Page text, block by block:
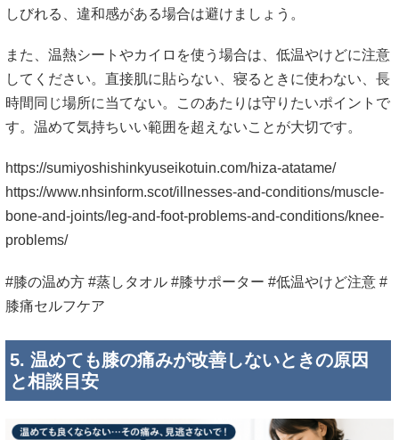
しびれる、違和感がある場合は避けましょう。
また、温熱シートやカイロを使う場合は、低温やけどに注意
してください。直接肌に貼らない、寝るときに使わない、長
時間同じ場所に当てない。このあたりは守りたいポイントで
す。温めて気持ちいい範囲を超えないことが大切です。
https://sumiyoshishinkyuseikotuin.com/hiza-atatame/
https://www.nhsinform.scot/illnesses-and-conditions/muscle-
bone-and-joints/leg-and-foot-problems-and-conditions/knee-
problems/
#膝の温め方 #蒸しタオル #膝サポーター #低温やけど注意 #
膝痛セルフケア
5. 温めても膝の痛みが改善しないときの原因
と相談目安